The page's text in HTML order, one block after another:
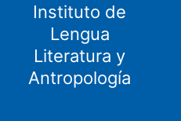
Instituto de
Lengua
Literatura y
Antropología